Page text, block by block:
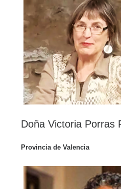
Doña Victoria Porras
Provincia de Valencia